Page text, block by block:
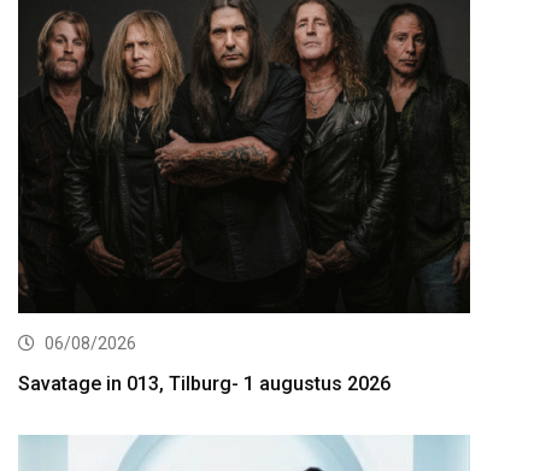
06/08/2026
Savatage in 013, Tilburg- 1 augustus 2026